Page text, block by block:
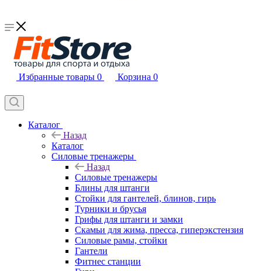
Избранные товары 0 Корзина 0
Каталог
Назад
Каталог
Силовые тренажеры
Назад
Силовые тренажеры
Блины для штанги
Стойки для гантелей, блинов, гирь
Турники и брусья
Грифы для штанги и замки
Скамьи для жима, пресса, гиперэкстензия
Силовые рамы, стойки
Гантели
Фитнес станции